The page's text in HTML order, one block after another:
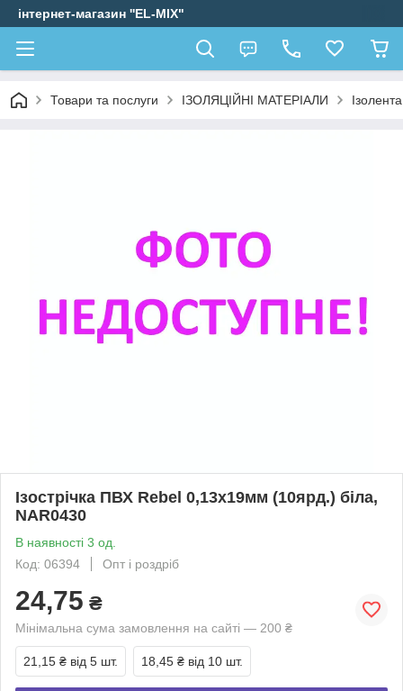
інтернет-магазин ''EL-MIX"
Товари та послуги ІЗОЛЯЦІЙНІ МАТЕРІАЛИ Ізолента
Ізострічка ПВХ Rebel 0,13x19мм (10ярд.) біла,
NAR0430
В наявності 3 од.
Код: 06394
Опт і роздріб
24,75 ₴
Мінімальна сума замовлення на сайті — 200 ₴
21,15 ₴ від 5 шт. 18,45 ₴ від 10 шт.